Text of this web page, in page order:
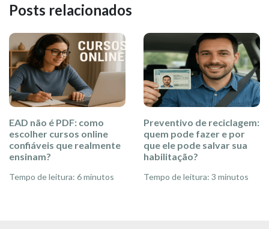
Posts relacionados
EAD não é PDF: como
escolher cursos online
confiáveis que realmente
ensinam?
Tempo de leitura: 6 minutos
Preventivo de reciclagem:
quem pode fazer e por
que ele pode salvar sua
habilitação?
Tempo de leitura: 3 minutos